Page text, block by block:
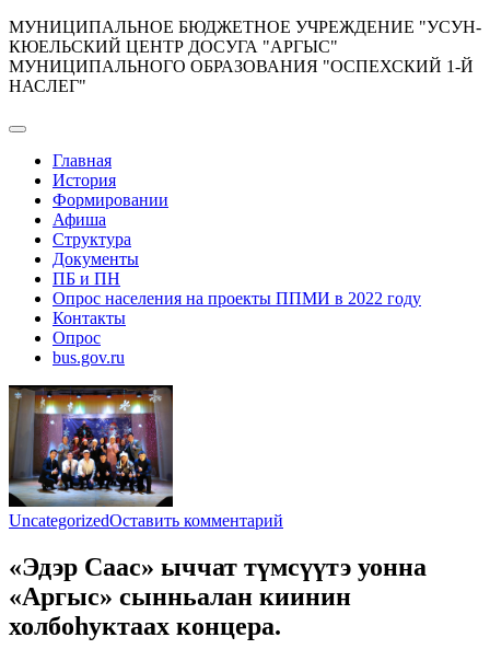
Перейти
к
содержимому
МУНИЦИПАЛЬНОЕ БЮДЖЕТНОЕ УЧРЕЖДЕНИЕ "УСУН-
КЮЕЛЬСКИЙ ЦЕНТР ДОСУГА "АРГЫС"
МУНИЦИПАЛЬНОГО ОБРАЗОВАНИЯ "ОСПЕХСКИЙ 1-Й
НАСЛЕГ"
Главная
История
Формировании
Афиша
Структура
Документы
ПБ и ПН
Опрос населения на проекты ППМИ в 2022 году
Контакты
Опрос
bus.gov.ru
UncategorizedОставить комментарий
ыччат
түмсүүтэ
«Эдэр Саас» ыччат түмсүүтэ уонна
«Аргыс» сынньалан киинин
холбоһуктаах концера.